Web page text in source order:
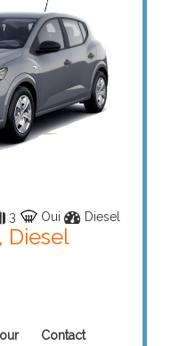
3 Oui Diesel
Diesel
Contact